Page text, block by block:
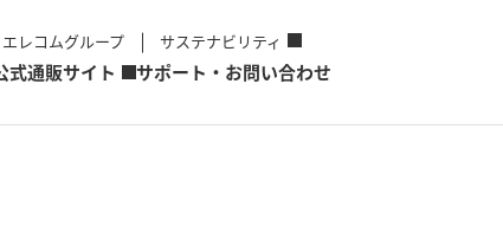
エレコムグループ サステナビリティ
式通販サイト サポート・お問い合わせ